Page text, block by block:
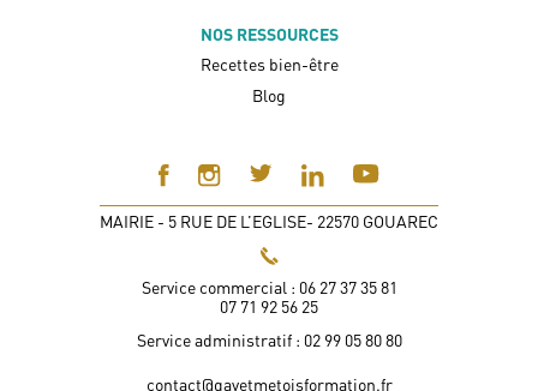
NOS RESSOURCES
Recettes bien-être
Blog
MAIRIE - 5 RUE DE L’EGLISE- 22570 GOUAREC
Service commercial : 06 27 37 35 81
07 71 92 56 25
Service administratif : 02 99 05 80 80
contact@gayetmetoisformation.fr